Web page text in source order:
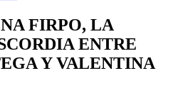
FIRPO, LA
ENTRE
Y VALENTINA